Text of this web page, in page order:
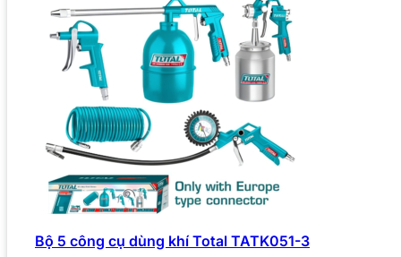
Bộ 5 công cụ dùng khí Total TATK051-3